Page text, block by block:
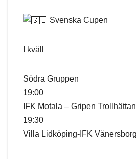
Svenska Cupen
I kväll
Södra Gruppen
19:00
IFK Motala – Gripen Trollhättan
19:30
Villa Lidköping-IFK Vänersborg